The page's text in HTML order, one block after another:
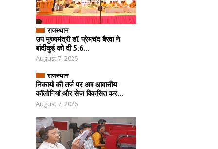
राजस्थान
उप मुख्यमंत्री डॉ. प्रेमचंद बैरवा ने
बांदीकुई को दी 5.6...
August 7, 2026
राजस्थान
निकायों की तर्ज पर अब आवासीय
कॉलोनियां और सेज विकसित कर...
August 7, 2026